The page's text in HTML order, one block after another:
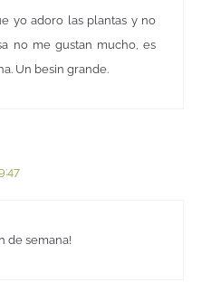
yo adoro las plantas y no
no me gustan mucho, es
Un besin grande.
de semana!